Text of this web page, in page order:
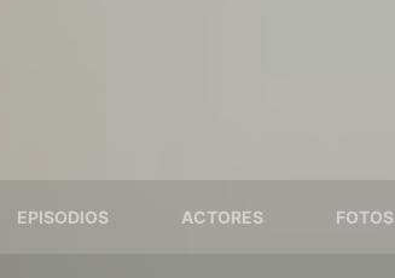
EPISODIOS ACTORES FOTOS